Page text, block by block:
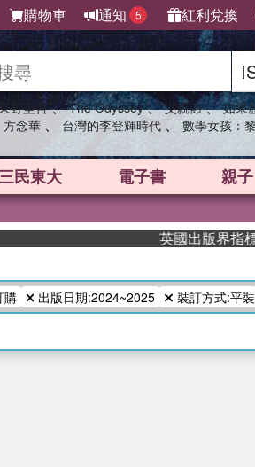
購物車 通知 5 紅利兌換
野圭吾 、 The Odyssey 、 父親節 、 如果
方念華 、 台灣的李登輝時代 、 數學女孩：
民東大 電子書 親子
英國出版界指標
購 出版日期:2024~2025 裝訂方式:平裝